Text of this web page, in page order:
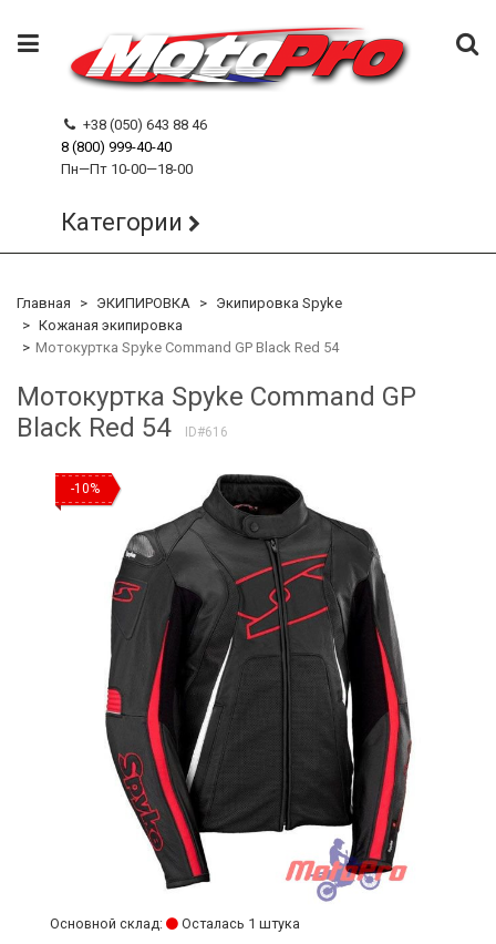
+38 (050) 643 88 46
8 (800) 999-40-40
Пн—Пт 10-00—18-00
Категории
Главная ЭКИПИРОВКА
Экипировка Spyke
Кожаная экипировка
Мотокуртка Spyke Command GP Black Red 54
Мотокуртка Spyke Command GP
Black Red 54
ID#616
-10%
Основной склад: Осталась 1 штука